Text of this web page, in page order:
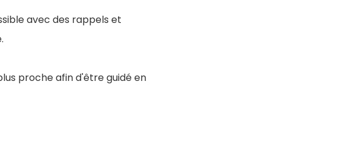
avec des rappels et
proche afin d'être guidé en